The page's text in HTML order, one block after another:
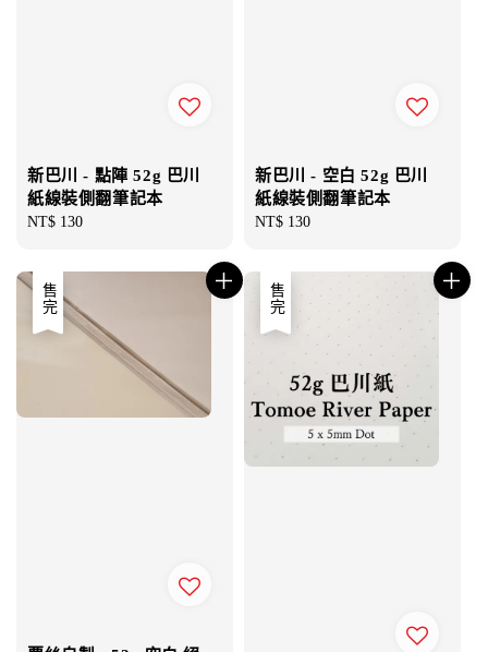
新巴川 - 點陣 52g 巴川
紙線裝側翻筆記本
Regular
NT$ 130
新巴川 - 空白 52g 巴川
紙線裝側翻筆記本
Regular
NT$ 130
售完 售完